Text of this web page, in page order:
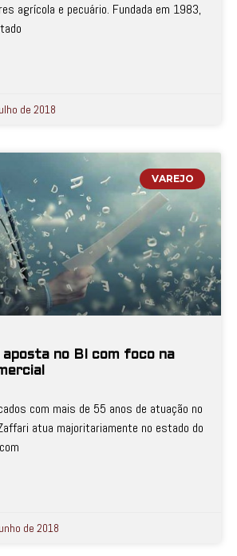
agrícola e pecuário. Fundada em 1983,
de 2018
VAREJO
no BI com foco na
com mais de 55 anos de atuação no
atua majoritariamente no estado do
de 2018